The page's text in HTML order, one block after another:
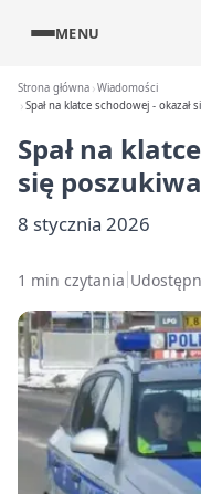
MENU
Strona główna Wiadomości
Spał na klatce schodowej - okazał
Spał na
się
8 stycznia 2026
1 min czytania